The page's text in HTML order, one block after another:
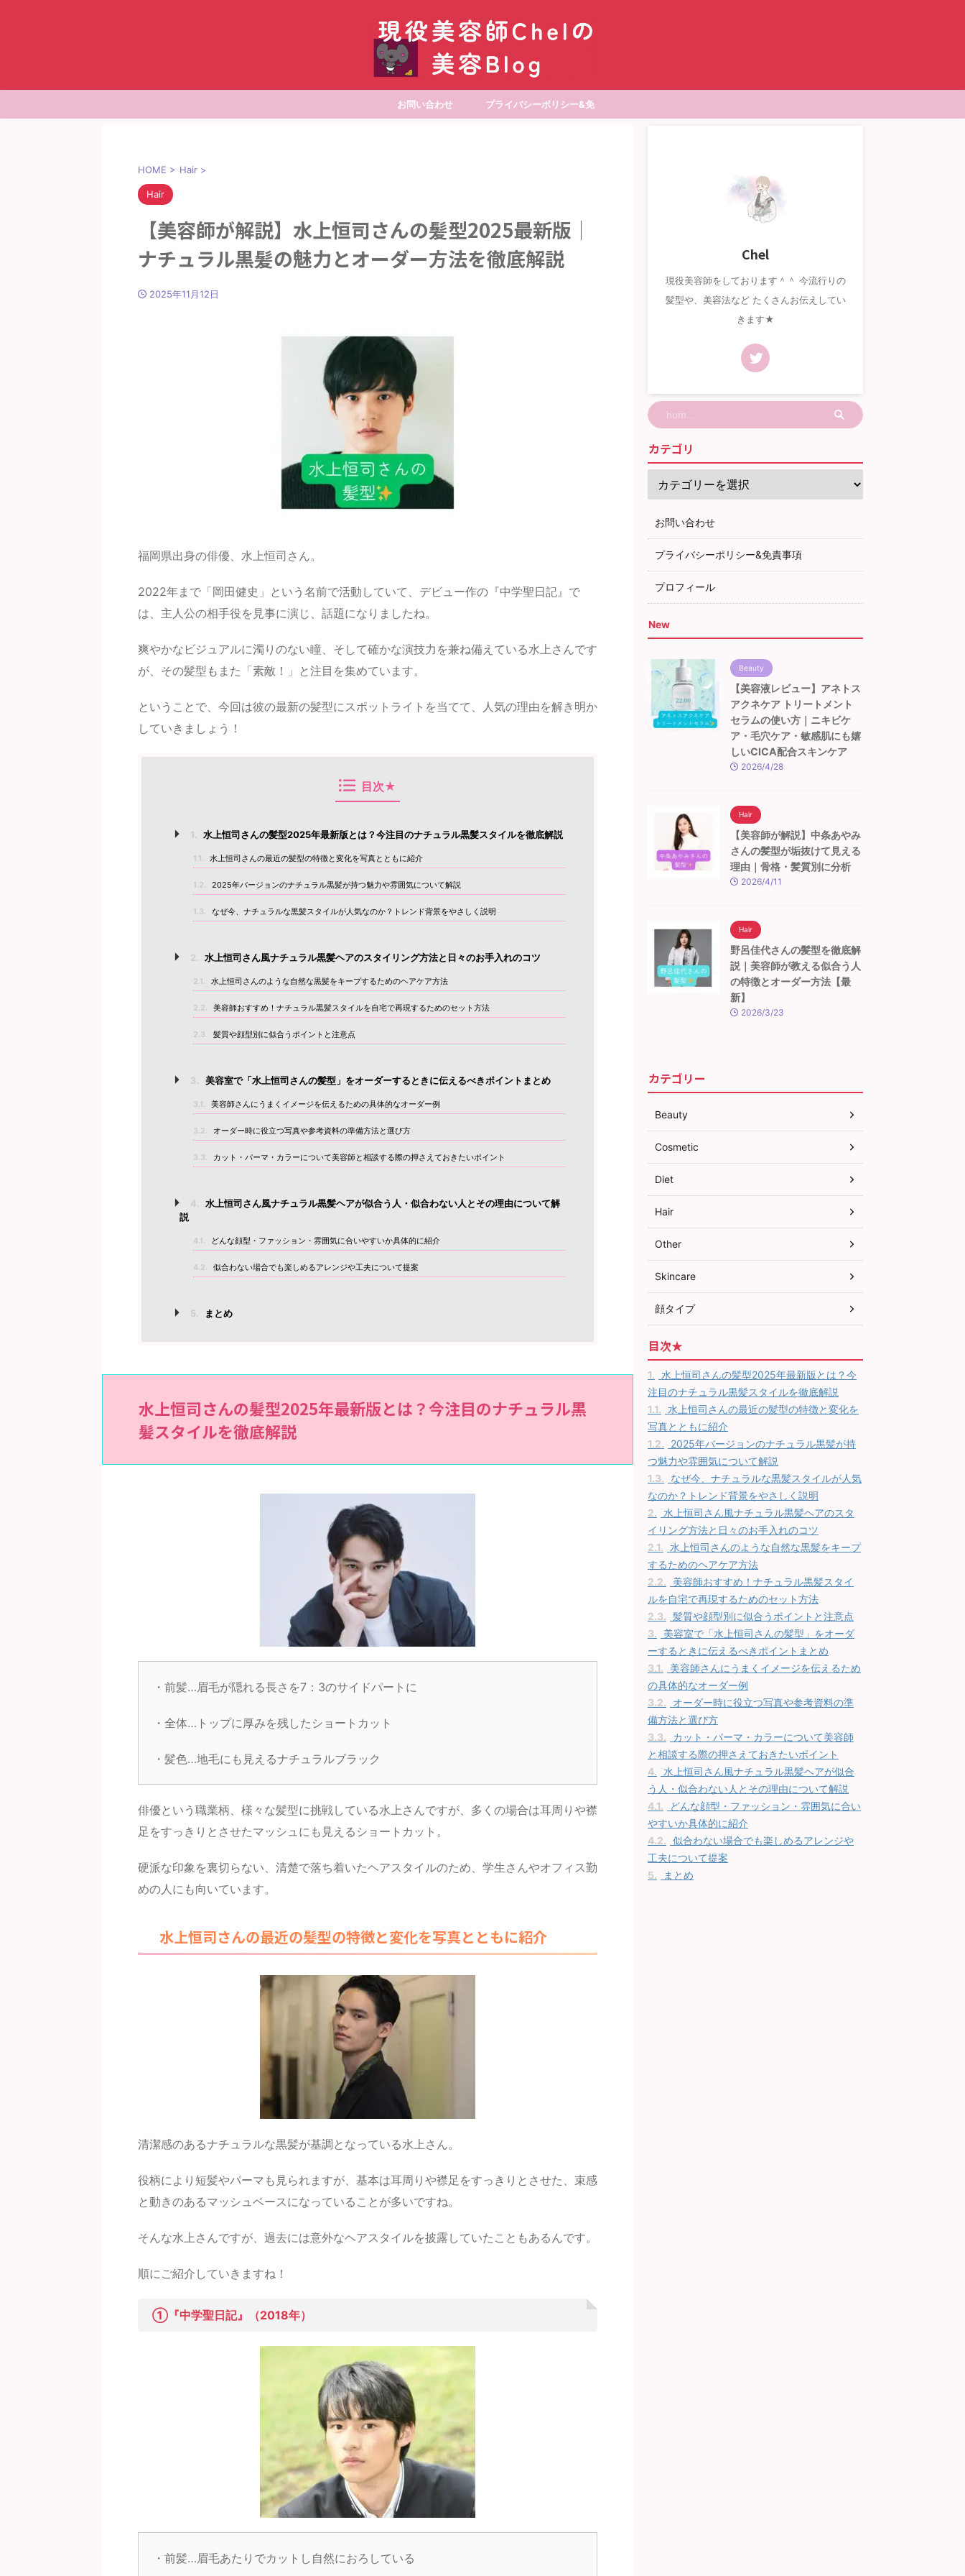
お問い合わせ プライバシーポリシー&免
HOME > Hair >
Hair
【美容師が解説】水上恒司さんの髪型2025最新版｜
ナチュラル黒髪の魅力とオーダー方法を徹底解説
2025年11月12日
福岡県出身の俳優、水上恒司さん。
2022年まで「岡田健史」という名前で活動していて、デビュー作の『中学聖日記』で
は、主人公の相手役を見事に演じ、話題になりましたね。
爽やかなビジュアルに濁りのない瞳、そして確かな演技力を兼ね備えている水上さんです
が、その髪型もまた「素敵！」と注目を集めています。
ということで、今回は彼の最新の髪型にスポットライトを当てて、人気の理由を解き明か
していきましょう！
目次★
1. 水上恒司さんの髪型2025年最新版とは？今注目のナチュラル黒髪スタイルを徹底解説
1.1. 水上恒司さんの最近の髪型の特徴と変化を写真とともに紹介
1.2. 2025年バージョンのナチュラル黒髪が持つ魅力や雰囲気について解説
1.3. なぜ今、ナチュラルな黒髪スタイルが人気なのか？トレンド背景をやさしく説明
2. 水上恒司さん風ナチュラル黒髪ヘアのスタイリング方法と日々のお手入れのコツ
2.1. 水上恒司さんのような自然な黒髪をキープするためのヘアケア方法
2.2. 美容師おすすめ！ナチュラル黒髪スタイルを自宅で再現するためのセット方法
2.3. 髪質や顔型別に似合うポイントと注意点
3. 美容室で「水上恒司さんの髪型」をオーダーするときに伝えるべきポイントまとめ
3.1. 美容師さんにうまくイメージを伝えるための具体的なオーダー例
3.2. オーダー時に役立つ写真や参考資料の準備方法と選び方
3.3. カット・パーマ・カラーについて美容師と相談する際の押さえておきたいポイント
4.
水上恒司さん風ナチュラル黒髪ヘアが似合う人・似合わない人とその理由について解
説
4.1. どんな顔型・ファッション・雰囲気に合いやすいか具体的に紹介
4.2. 似合わない場合でも楽しめるアレンジや工夫について提案
5. まとめ
水上恒司さんの髪型2025年最新版とは？今注目のナチュラル黒
髪スタイルを徹底解説
・前髪…眉毛が隠れる長さを7：3のサイドパートに
・全体…トップに厚みを残したショートカット
・髪色…地毛にも見えるナチュラルブラック
俳優という職業柄、様々な髪型に挑戦している水上さんですが、多くの場合は耳周りや襟
足をすっきりとさせたマッシュにも見えるショートカット。
硬派な印象を裏切らない、清楚で落ち着いたヘアスタイルのため、学生さんやオフィス勤
めの人にも向いています。
水上恒司さんの最近の髪型の特徴と変化を写真とともに紹介
清潔感のあるナチュラルな黒髪が基調となっている水上さん。
役柄により短髪やパーマも見られますが、基本は耳周りや襟足をすっきりとさせた、束感
と動きのあるマッシュベースになっていることが多いですね。
そんな水上さんですが、過去には意外なヘアスタイルを披露していたこともあるんです。
順にご紹介していきますね！
①『中学聖日記』（2018年）
・前髪…眉毛あたりでカットし自然におろしている
Chel
現役美容師をしております＾＾ 今流行りの
髪型や、美容法など たくさんお伝えしてい
きます★
カテゴリ
お問い合わせ
プライバシーポリシー&免責事項
プロフィール
New
Beauty
【美容液レビュー】アネトス
アクネケア トリートメント
セラムの使い方｜ニキビケ
ア・毛穴ケア・敏感肌にも嬉
しいCICA配合スキンケア
2026/4/28
Hair
【美容師が解説】中条あやみ
さんの髪型が垢抜けて見える
理由｜骨格・髪質別に分析
2026/4/11
Hair
野呂佳代さんの髪型を徹底解
説｜美容師が教える似合う人
の特徴とオーダー方法【最
新】
2026/3/23
カテゴリー
Beauty
Cosmetic
Diet
Hair
Other
Skincare
顔タイプ
目次★
1. 水上恒司さんの髪型2025年最新版とは？今
注目のナチュラル黒髪スタイルを徹底解説
1.1. 水上恒司さんの最近の髪型の特徴と変化を
写真とともに紹介
1.2.
2025年バージョンのナチュラル黒髪が持
つ魅力や雰囲気について解説
1.3.
なぜ今、ナチュラルな黒髪スタイルが人気
なのか？トレンド背景をやさしく説明
2. 水上恒司さん風ナチュラル黒髪ヘアのスタ
イリング方法と日々のお手入れのコツ
2.1. 水上恒司さんのような自然な黒髪をキープ
するためのヘアケア方法
2.2.
美容師おすすめ！ナチュラル黒髪スタイ
ルを自宅で再現するためのセット方法
2.3. 髪質や顔型別に似合うポイントと注意点
3.
美容室で「水上恒司さんの髪型」をオーダ
ーするときに伝えるべきポイントまとめ
3.1.
美容師さんにうまくイメージを伝えるため
の具体的なオーダー例
3.2.
オーダー時に役立つ写真や参考資料の準
備方法と選び方
3.3.
カット・パーマ・カラーについて美容師
と相談する際の押さえておきたいポイント
4. 水上恒司さん風ナチュラル黒髪ヘアが似合
う人・似合わない人とその理由について解説
4.1.
どんな顔型・ファッション・雰囲気に合い
やすいか具体的に紹介
4.2. 似合わない場合でも楽しめるアレンジや
工夫について提案
5.
まとめ